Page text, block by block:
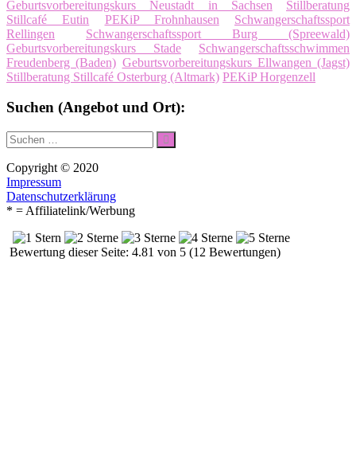
Geburtsvorbereitungskurs Neustadt in Sachsen
Stillberatung
Stillcafé Eutin
PEKiP Frohnhausen
Schwangerschaftssport
Rellingen
Schwangerschaftssport Burg (Spreewald)
Geburtsvorbereitungskurs Stade
Schwangerschaftsschwimmen
Freudenberg (Baden) Geburtsvorbereitungskurs Ellwangen (Jagst)
Stillberatung Stillcafé Osterburg (Altmark) PEKiP Horgenzell
Suchen (Angebot und Ort):
Suche
nach:
Suchen
Copyright © 2020
Impressum
Datenschutzerklärung
* = Affiliatelink/Werbung
Bewertung dieser Seite: 4.81 von 5 (12 Bewertungen)